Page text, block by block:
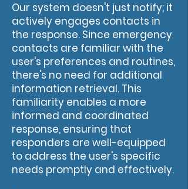
Our system doesn't just notify; it
actively engages contacts in
the response. Since emergency
contacts are familiar with the
user's preferences and routines,
there's no need for additional
information retrieval. This
familiarity enables a more
informed and coordinated
response, ensuring that
responders are well-equipped
to address the user's specific
needs promptly and effectively.